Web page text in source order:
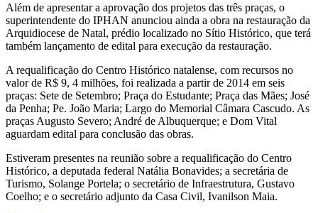
Além de apresentar a aprovação dos projetos das três praças, o
superintendente do IPHAN anunciou ainda a obra na restauração da
Arquidiocese de Natal, prédio localizado no Sítio Histórico, que terá
também lançamento de edital para execução da restauração.
A requalificação do Centro Histórico natalense, com recursos no
valor de R$ 9, 4 milhões, foi realizada a partir de 2014 em seis
praças: Sete de Setembro; Praça do Estudante; Praça das Mães; José
da Penha; Pe. João Maria; Largo do Memorial Câmara Cascudo. As
praças Augusto Severo; André de Albuquerque; e Dom Vital
aguardam edital para conclusão das obras.
Estiveram presentes na reunião sobre a requalificação do Centro
Histórico, a deputada federal Natália Bonavides; a secretária de
Turismo, Solange Portela; o secretário de Infraestrutura, Gustavo
Coelho; e o secretário adjunto da Casa Civil, Ivanilson Maia.